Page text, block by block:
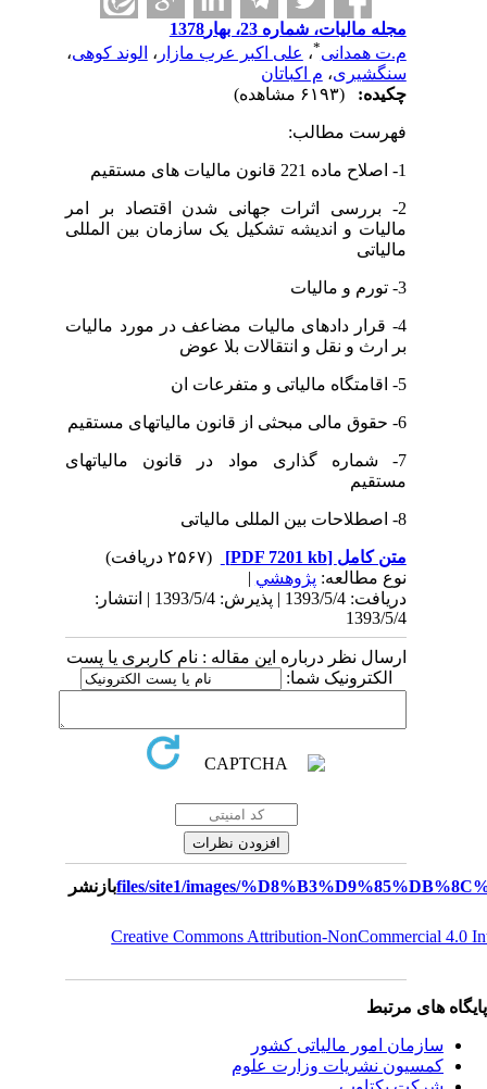
مجله مالیات، شماره 23، بهار1378
م.ت همدانی ،علی اکبر عرب مازار ، الوند کوهی،
سنگشیری،م اکباتان
چکیده:
فهرست مطالب:
2- بررسی اثرات جهانی شدن اقتصاد بر امر
مالیات و اندیشه تشکیل یک سازمان بین المللی
مالیاتی
4- قرار دادهای مالیات مضاعف در مورد مالیات
بر ارث و نقل و انتقالات بلا عوض
7- شماره گذاری مواد در قانون مالیاتهای
مستقیم
متن کامل[PDF 7201 kb]
نوع مطالعه:پژوهشي|
دریافت: 1393/5/4 | پذیرش: 1393/5/4 | انتشار:
1393/5/4
ارسال نظر درباره این مقاله : نام کاربری یا پست
الکترونیک شما:
بازنشر
Creative Commons Attribution-NonCommercial 4.0
های مرتبط
سازمان امور مالياتی کشور
کمسیون نشریات وزارت علوم